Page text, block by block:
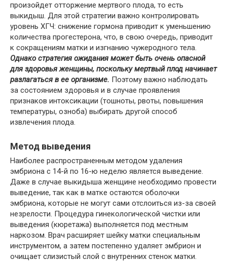
произойдет отторжение мертвого плода, то есть
выкидыш. Для этой стратегии важно контролировать
уровень ХГЧ: снижение гормона приводит к уменьшению
количества прогестерона, что, в свою очередь, приводит
к сокращениям матки и изгнанию чужеродного тела.
Однако стратегия ожидания может быть очень опасной
для здоровья женщины, поскольку мертвый плод начинает
разлагаться в ее организме. Поэтому важно наблюдать
за состоянием здоровья и в случае проявления
признаков интоксикации (тошноты, рвоты, повышения
температуры, озноба) выбирать другой способ
извлечения плода.
Метод выведения
Наиболее распространенным методом удаления
эмбриона с 14-й по 16-ю неделю является выведение.
Даже в случае выкидыша женщине необходимо провести
выведение, так как в матке остаются оболочки
эмбриона, которые не могут сами отслоиться из-за своей
незрелости. Процедура гинекологической чистки или
выведения (кюретажа) выполняется под местным
наркозом. Врач расширяет шейку матки специальным
инструментом, а затем постепенно удаляет эмбрион и
очищает слизистый слой с внутренних стенок матки.